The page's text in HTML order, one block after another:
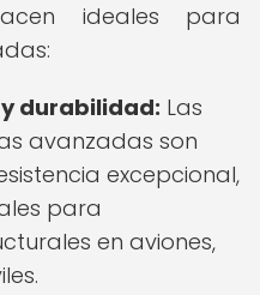
ideales para
durabilidad: Las
avanzadas son
excepcional,
para
en aviones,